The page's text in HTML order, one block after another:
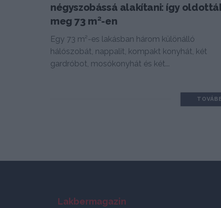
négyszobássá alakítani: így
meg 73 m²-en
Egy 73 m²-es lakásban három különálló
hálószobát, nappalit, kompakt konyhát, két
gardróbot, mosókonyhát és két...
Lakbermagazin